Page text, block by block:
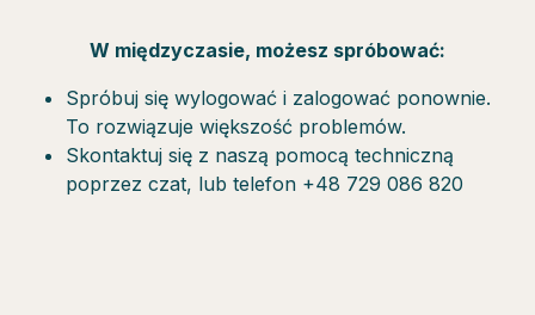
W międzyczasie, możesz spróbować:
Spróbuj się wylogować i zalogować ponownie.
To rozwiązuje większość problemów.
Skontaktuj się z naszą pomocą techniczną
poprzez czat, lub telefon +48 729 086 820